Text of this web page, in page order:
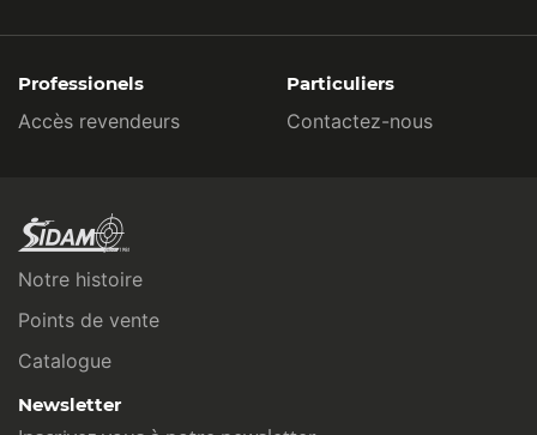
Professionels
Accès revendeurs
Particuliers
Contactez-nous
Notre histoire
Points de vente
Catalogue
Newsletter